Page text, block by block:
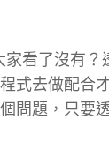
家看了沒有？
式去做配合
問題，只要